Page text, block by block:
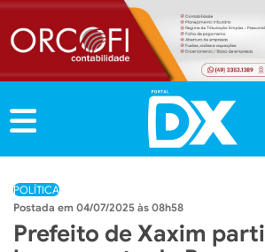
POLÍTICA
04/07/2025 às 08h58
Prefeito de Xaxim